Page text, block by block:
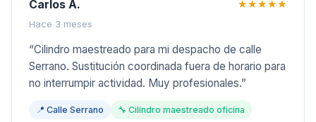
Carlos A.
Hace 3 meses
★★★★★
“Cilindro maestreado para mi despacho de calle
Serrano. Sustitución coordinada fuera de horario para
no interrumpir actividad. Muy profesionales.”
📍 Calle Serrano 🔧 Cilindro maestreado oficina